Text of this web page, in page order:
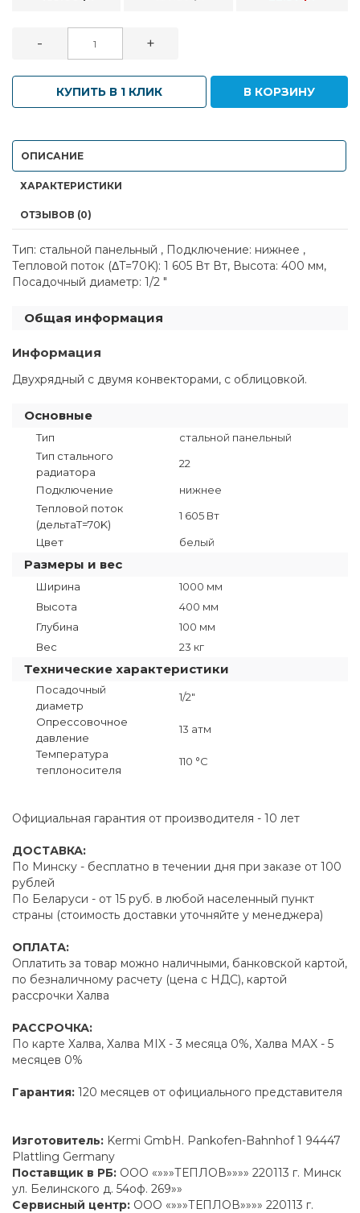
- +
КУПИТЬ В 1 КЛИК В КОРЗИНУ
ОПИСАНИЕ
ХАРАКТЕРИСТИКИ
ОТЗЫВОВ (0)
Тип: стальной панельный , Подключение: нижнее ,
Тепловой поток (ΔT=70K): 1 605 Вт Вт, Высота: 400 мм,
Посадочный диаметр: 1/2 "
Общая информация
Информация
Двухрядный с двумя конвекторами, с облицовкой.
Основные
Тип
стальной панельный
Тип стального
радиатора
22
Подключение
нижнее
Тепловой поток
(дельтаT=70K)
1 605 Вт
Цвет белый
Размеры и вес
Ширина
1000 мм
Высота
400 мм
Глубина
100 мм
Вес
23 кг
Технические характеристики
Посадочный
диаметр
1/2"
Опрессовочное
давление
13 атм
Температура
теплоносителя
110 °C
Официальная гарантия от производителя - 10 лет
ДОСТАВКА:
По Минску - бесплатно в течении дня при заказе от 100
рублей
По Беларуси - от 15 руб. в любой населенный пункт
страны (стоимость доставки уточняйте у менеджера)
ОПЛАТА:
Оплатить за товар можно наличными, банковской картой,
по безналичному расчету (цена с НДС), картой
рассрочки Халва
РАССРОЧКА:
По карте Халва, Халва MIX - 3 месяца 0%, Халва MAX - 5
месяцев 0%
Гарантия: 120 месяцев от официального представителя
Изготовитель: Kermi GmbH. Pankofen-Bahnhof 1 94447
Plattling Germany
Поставщик в РБ: ООО «»»»ТЕПЛОВ»»»» 220113 г. Минск
ул. Белинского д. 54оф. 269»»
Сервисный центр: ООО «»»»ТЕПЛОВ»»»» 220113 г.